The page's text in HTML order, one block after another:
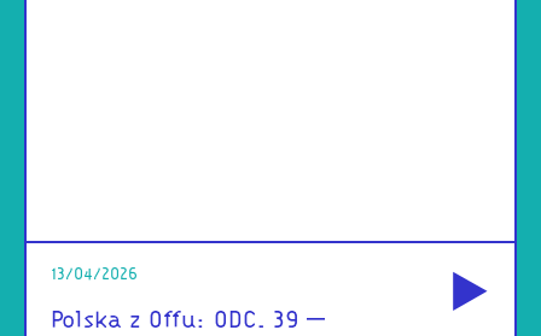
13/04/2026
Polska z Offu: ODC. 39 –